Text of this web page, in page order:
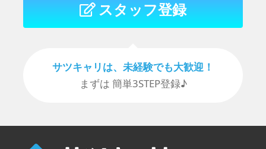
スタッフ登録
サツキャリは、未経験でも⼤歓迎！
まずは 簡単3STEP登録♪